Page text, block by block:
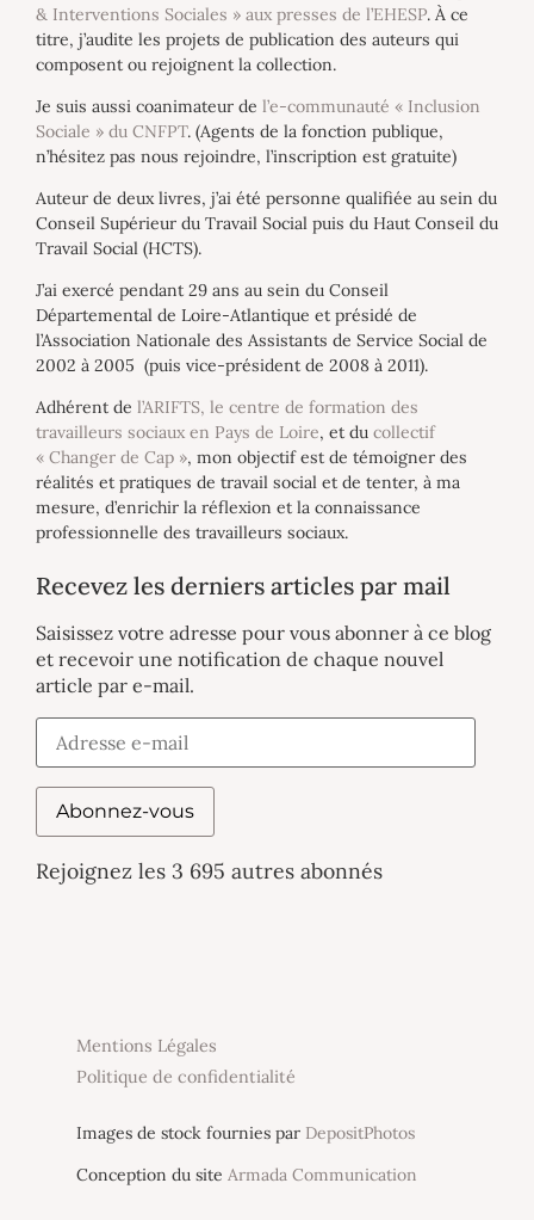
& Interventions Sociales » aux presses de l’EHESP. À ce
titre, j’audite les projets de publication des auteurs qui
composent ou rejoignent la collection.
Je suis aussi coanimateur de l’e-communauté « Inclusion
Sociale » du CNFPT. (Agents de la fonction publique,
n’hésitez pas nous rejoindre, l’inscription est gratuite)
Auteur de deux livres, j’ai été personne qualifiée au sein du
Conseil Supérieur du Travail Social puis du Haut Conseil du
Travail Social (HCTS).
J’ai exercé pendant 29 ans au sein du Conseil
Départemental de Loire-Atlantique et présidé de
l’Association Nationale des Assistants de Service Social de
2002 à 2005 (puis vice-président de 2008 à 2011).
Adhérent de l’ARIFTS, le centre de formation des
travailleurs sociaux en Pays de Loire, et du collectif
« Changer de Cap », mon objectif est de témoigner des
réalités et pratiques de travail social et de tenter, à ma
mesure, d’enrichir la réflexion et la connaissance
professionnelle des travailleurs sociaux.
Recevez les derniers articles par mail
Saisissez votre adresse pour vous abonner à ce blog
et recevoir une notification de chaque nouvel
article par e-mail.
Abonnez-vous
Rejoignez les 3 695 autres abonnés
Mentions Légales
Politique de confidentialité
Images de stock fournies par DepositPhotos
Conception du site Armada Communication